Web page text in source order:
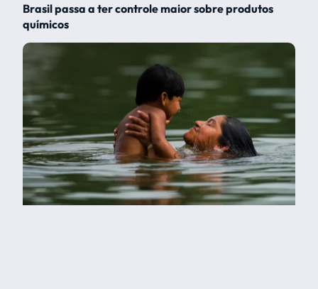
Brasil passa a ter controle maior sobre produtos
químicos